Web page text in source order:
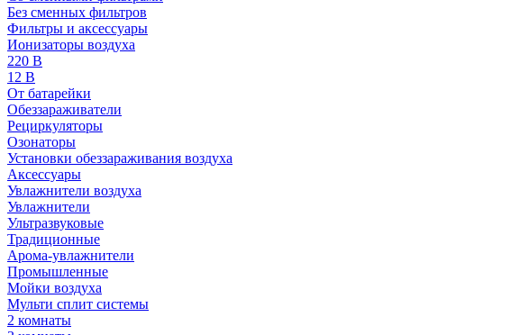
Без сменных фильтров
Фильтры и аксессуары
Ионизаторы воздуха
220 В
12 В
От батарейки
Обеззараживатели
Рециркуляторы
Озонаторы
Установки обеззараживания воздуха
Аксессуары
Увлажнители воздуха
Увлажнители
Ультразвуковые
Традиционные
Арома-увлажнители
Промышленные
Мойки воздуха
Мульти сплит системы
2 комнаты